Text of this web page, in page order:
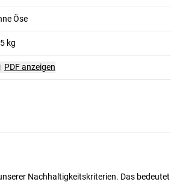
Öse
kg
PDF anzeigen
Nachhaltigkeitskriterien. Das